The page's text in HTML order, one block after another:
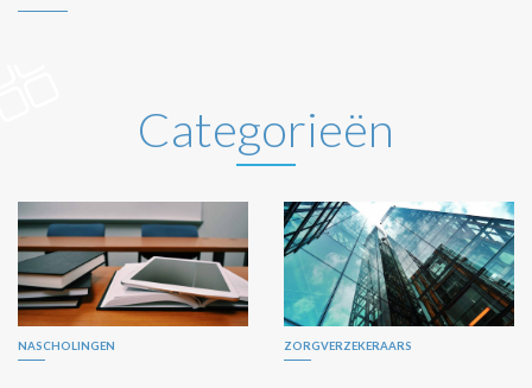
Categorieën
NASCHOLINGEN ZORGVERZEKERAARS